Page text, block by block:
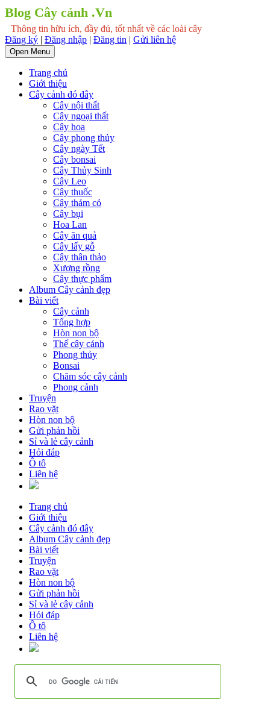
Blog Cây cảnh .Vn
Thông tin hữu ích, đầy đủ, tốt nhất về các loài cây
Đăng ký | Đăng nhập | Đăng tin | Gửi liên hệ
Open Menu
Trang chủ
Giới thiệu
Cây cảnh đó đây
Cây nội thất
Cây ngoại thất
Cây hoa
Cây phong thủy
Cây ngày Tết
Cây bonsai
Cây Thủy Sinh
Cây Leo
Cây thuốc
Cây thảm cỏ
Cây bụi
Hoa Lan
Cây ăn quả
Cây lấy gỗ
Cây thân thảo
Xương rồng
Cây thực phẩm
Album Cây cảnh đẹp
Bài viết
Cây cảnh
Tổng hợp
Hòn non bộ
Thế cây cảnh
Phong thủy
Bonsai
Chăm sóc cây cảnh
Phong cảnh
Truyện
Rao vặt
Hòn non bộ
Gửi phản hồi
Sỉ và lẻ cây cảnh
Hỏi đáp
Ô tô
Liên hệ
Trang chủ
Giới thiệu
Cây cảnh đó đây
Album Cây cảnh đẹp
Bài viết
Truyện
Rao vặt
Hòn non bộ
Gửi phản hồi
Sỉ và lẻ cây cảnh
Hỏi đáp
Ô tô
Liên hệ